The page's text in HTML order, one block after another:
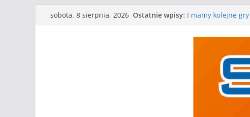
Przejdźsobota, 8 sierpnia, 2026 Ostatnie wpisy: I mamy kolejne
Kolejne gry
WKS wygrywa